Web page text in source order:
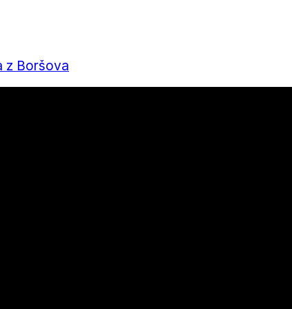
z Boršova
a bydlení, které stojí za přečtení
za rok 2025